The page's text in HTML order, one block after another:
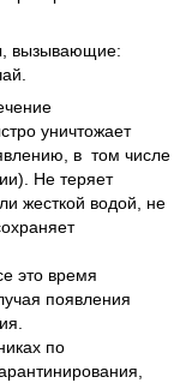
вызывающие:
уничтожает
в том числе
Не теряет
жесткой водой, не
это время
появления
по